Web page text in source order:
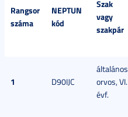
Rangsor
száma
NEPTUN
kód
Szak
vagy
szakpár
1 D90IJC
általános
orvos, VI.
évf.